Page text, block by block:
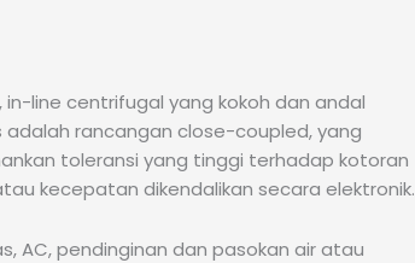
line centrifugal yang kokoh dan andal
rancangan close-coupled, yang
toleransi yang tinggi terhadap kotoran
kecepatan dikendalikan secara elektronik.
AC, pendinginan dan pasokan air atau